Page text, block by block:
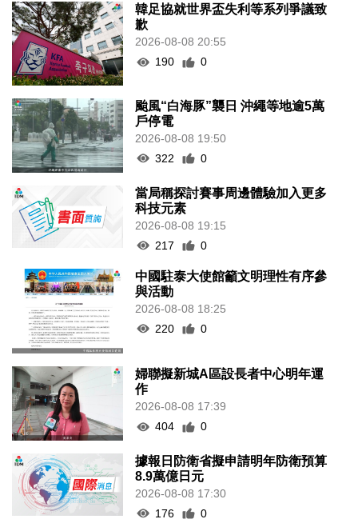
韓足協就世界盃失利等系列爭議致
歉
2026-08-08 20:55
190
0
颱風“白海豚”襲日 沖繩等地逾5萬
戶停電
2026-08-08 19:50
322
0
當局稱探討賽事周邊體驗加入更多
科技元素
2026-08-08 19:15
217
0
中國駐泰大使館籲文明理性有序參
與活動
2026-08-08 18:25
220
0
婦聯擬新城A區設長者中心明年運
作
2026-08-08 17:39
404
0
據報日防衛省擬申請明年防衛預算
8.9萬億日元
2026-08-08 17:30
176
0